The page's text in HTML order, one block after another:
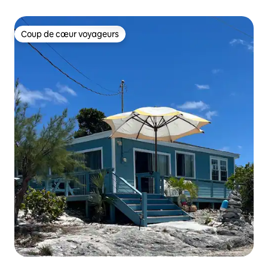
Coup de cœur voyageurs
Coup de cœur voyageurs